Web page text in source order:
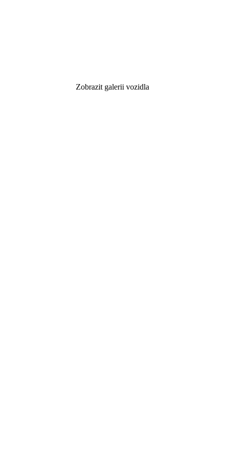
Zobrazit galerii vozidla